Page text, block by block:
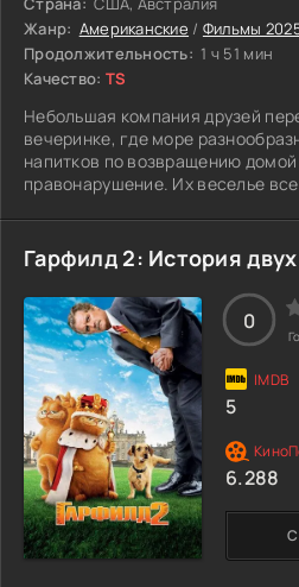
Жанр: Американские / Фильмы
Продолжительность: 1 ч 51 мин
Качество: TS
Небольшая компания друзей
вечеринке, где море
напитков по возвращению
правонарушение. Их веселье
человека, который сразу же
решение избавиться от трупа,
море. Удачно скрывшись с
договариваются держать язык
об этом инциденте, дабы не
год и таинственный персонаж
Стали появляться страшные
благодаря которым они поняли,
свидетелем их криминального
спустить с них всю кровь. Начав
расследование, дабы спастись
ясно, что подобные случаи уже
необходимо найти выживших,
убийцу.
Гарфилд 2: История
0
5
6.288